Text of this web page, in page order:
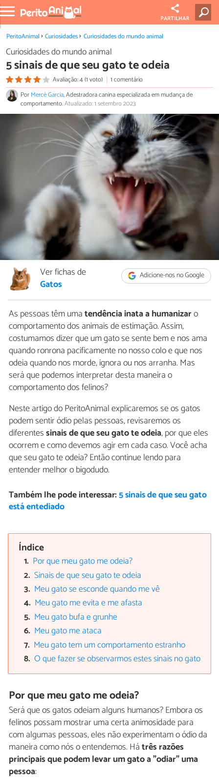
PARTILHAR
PeritoAnimal Curiosidades Curiosidades do mundo animal
Curiosidades do mundo animal
5 sinais de que seu gato te odeia
Avaliação: 4 (1 voto)
1 comentário
PorMercè Garcia, Adestradora canina especializada em mudança de
comportamento.Atualizado: 1 setembro 2023
Adicione-nos no Google
Ver fichas de
Gatos
As pessoas têm umatendência inata a humanizaro
comportamento dos animais de estimação. Assim,
costumamos dizer que um gato se sente bem e nos ama
quando ronrona pacificamente no nosso colo e que nos
odeia quando nos morde, ignora ou nos arranha. Mas
será que podemos interpretar desta maneira o
comportamento dos felinos?
Neste artigo do PeritoAnimal explicaremos se os gatos
podem sentir ódio pelas pessoas, revisaremos os
diferentessinais de que seu gato te odeia, por que eles
ocorrem e como devemos agir em cada caso. Você acha
que seu gato te odeia? Então continue lendo para
entender melhor o bigodudo.
Também lhe pode interessar:5 sinais de que seu gato
está entediado
Índice
Por que meu gato me odeia?
Sinais de que seu gato te odeia
Meu gato se esconde quando me vê
Meu gato me evita e me afasta
Meu gato bufa e grunhe
Meu gato me ataca
Meu gato tem um comportamento estranho
O que fazer se observarmos estes sinais no gato
Por que meu gato me odeia?
Será que os gatos odeiam alguns humanos? Embora os
felinos possam mostrar uma certa animosidade para
com algumas pessoas, eles não experimentam o ódio da
maneira como nós o entendemos. Hátrês razões
principais que podem levar um gato a "odiar" uma
pessoa: